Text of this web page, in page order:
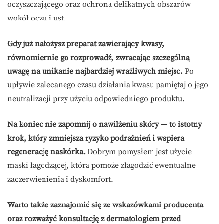
oczyszczającego oraz ochrona delikatnych obszarów
wokół oczu i ust.
Gdy już nałożysz preparat zawierający kwasy,
równomiernie go rozprowadź, zwracając szczególną
uwagę na unikanie najbardziej wrażliwych miejsc. Po
upływie zalecanego czasu działania kwasu pamiętaj o jego
neutralizacji przy użyciu odpowiedniego produktu.
Na koniec nie zapomnij o nawilżeniu skóry — to istotny
krok, który zmniejsza ryzyko podrażnień i wspiera
regenerację naskórka. Dobrym pomysłem jest użycie
maski łagodzącej, która pomoże złagodzić ewentualne
zaczerwienienia i dyskomfort.
Warto także zaznajomić się ze wskazówkami producenta
oraz rozważyć konsultację z dermatologiem przed